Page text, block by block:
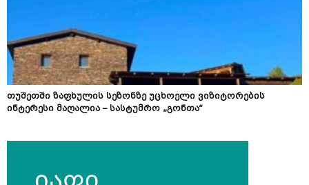
თუშეთში ზაფხულის სეზონზე უცხოელი ვიზიტორების
ინტერესი მაღალია – სასტუმრო „გონთა“